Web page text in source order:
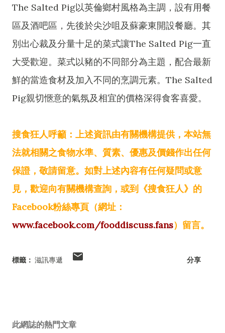
The Salted Pig以英倫鄉村風格為主調，設有用餐
區及酒吧區，先後於尖沙咀及蘇豪東開設餐廳。其
別出心裁及分量十足的菜式讓The Salted Pig一直
大受歡迎。菜式以豬的不同部分為主題，配合最新
鮮的當造食材及加入不同的烹調元素。The Salted
Pig親切愜意的氣氛及相宜的價格深得食客喜愛。
搜食狂人呼籲：上述資訊由有關機構提供，本站無
法就相關之食物水準、質素、優惠及價錢作出任何
保證，敬請留意。如對上述內容有任何疑問或意
見，歡迎向有關機構查詢，或到《搜食狂人》的
Facebook粉絲專頁（網址：
www.facebook.com/fooddiscuss.fans）留言。
標籤： 滋訊專遞 分享
此網誌的熱門文章